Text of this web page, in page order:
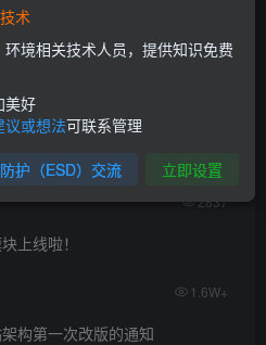
周年啦！
2837
上线啦！
1.6W+
构第一次改版的通知
术
境相关技术人员，提供知识免费
美好
议或想法可联系管理
护（ESD）交流 立即设置